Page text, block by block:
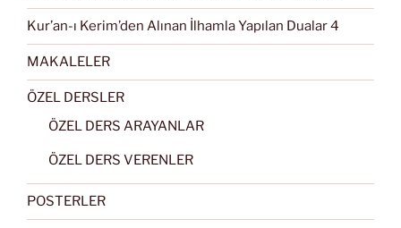
Kur’an-ı Kerim’den Alınan İlhamla Yapılan Dualar 4
MAKALELER
ÖZEL DERSLER
ÖZEL DERS ARAYANLAR
ÖZEL DERS VERENLER
POSTERLER